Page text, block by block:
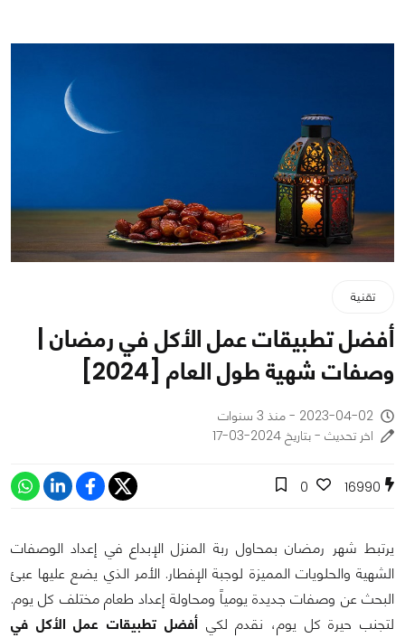
تقنية
أفضل تطبيقات عمل الأكل في رمضان |
وصفات شهية طول العام [2024]
2023-04-02 - منذ 3 سنوات
اخر تحديث - بتاريخ 2024-03-17
16990
0
يرتبط شهر رمضان بمحاول ربة المنزل الإبداع في إعداد الوصفات
الشهية والحلويات المميزة لوجبة الإفطار. الأمر الذي يضع عليها عبئ
البحث عن وصفات جديدة يومياً ومحاولة إعداد طعام مختلف كل يوم.
لتجنب حيرة كل يوم، نقدم لكيأفضل تطبيقات عمل الأكل في